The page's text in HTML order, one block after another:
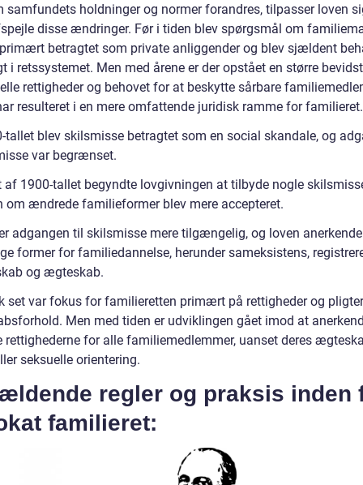
samfundets holdninger og normer forandres, tilpasser loven
disse ændringer. Før i tiden blev spørgsmål om
betragtet som private anliggender og blev sjældent
i retssystemet. Men med årene er der opstået en større
rettigheder og behovet for at beskytte sårbare
resulteret i en mere omfattende juridisk ramme for familieret.
tallet blev skilsmisse betragtet som en social skandale, og
var begrænset.
af 1900-tallet begyndte lovgivningen at tilbyde nogle
om ændrede familieformer blev mere accepteret.
adgangen til skilsmisse mere tilgængelig, og loven
former for familiedannelse, herunder sameksistens,
og ægteskab.
set var fokus for familieretten primært på rettigheder og
Men med tiden er udviklingen gået imod at
rettighederne for alle familiemedlemmer, uanset deres
seksuelle orientering.
regler og praksis inden
familieret: